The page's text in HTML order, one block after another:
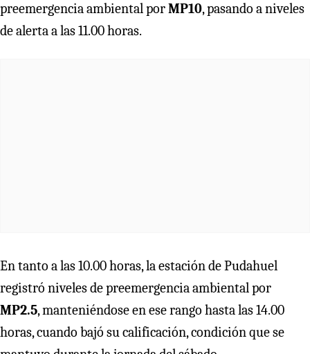
preemergencia ambiental porMP10, pasando a niveles
de alerta a las 11.00 horas.
En tanto a las 10.00 horas, la estación de Pudahuel
registró niveles de preemergencia ambiental por
MP2.5, manteniéndose en ese rango hasta las 14.00
horas, cuando bajó su calificación, condición que se